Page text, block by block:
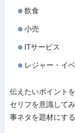
飲食
小売
ITサービス
レジャー・イ
伝えたいポイント
セリフを意識して
事ネタを題材にす